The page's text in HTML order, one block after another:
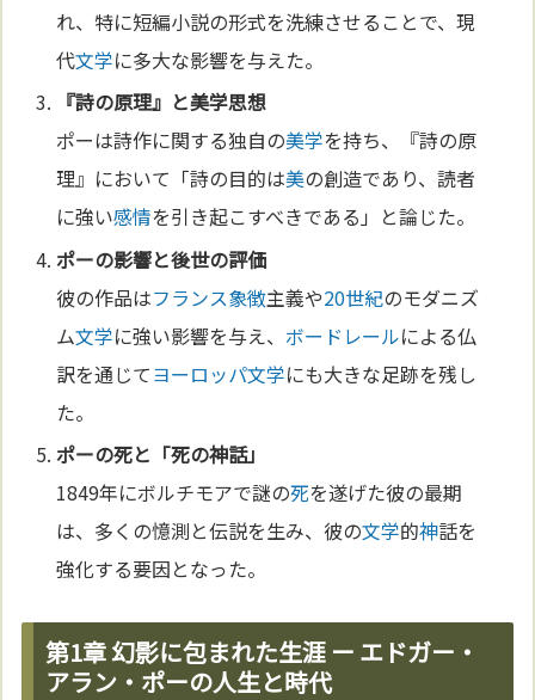
れ、特に短編小説の形式を洗練させることで、現
代文学に多大な影響を与えた。
『詩の原理』と美学思想
ポーは詩作に関する独自の美学を持ち、『詩の原
理』において「詩の目的は美の創造であり、読者
に強い感情を引き起こすべきである」と論じた。
ポーの影響と後世の評価
彼の作品はフランス象徴主義や20世紀のモダニズ
ム文学に強い影響を与え、 ボードレールによる仏
訳を通じてヨーロッパ文学にも大きな足跡を残し
た。
ポーの死と「死の神話」
1849年にボルチモアで謎の死を遂げた彼の最期
は、多くの憶測と伝説を生み、彼の文学的神話を
強化する要因となった。
第1章 幻影に包まれた生涯 ー エドガー・
アラン・ポーの人生と時代